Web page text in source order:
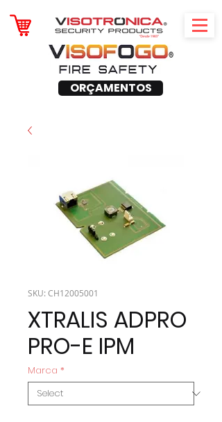
ORÇAMENTOS
SKU: CH12005001
XTRALIS ADPRO
PRO-E IPM
Marca *